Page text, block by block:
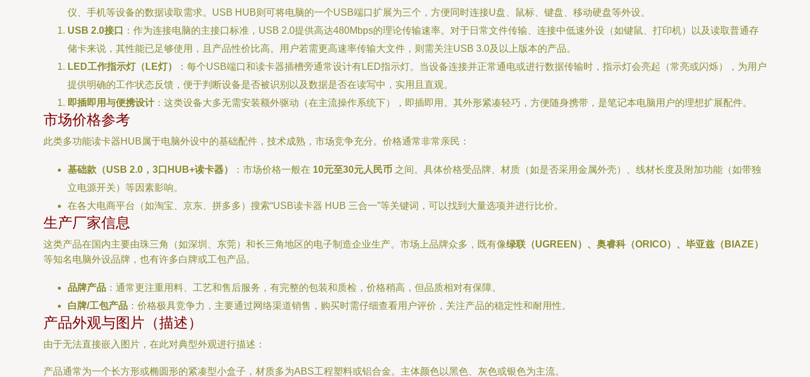
仪、手机等设备的数据读取需求。USB HUB则可将电脑的一个USB端口扩展为三个，方便同时连接U盘、鼠标、键盘、移动硬盘等外设。
USB 2.0接口
：作为连接电脑的主接口标准，USB 2.0提供高达480Mbps的理论传输速率。对于日常文件传输、连接中低速外设（如键鼠、打印机）以及读取普通存
储卡来说，其性能已足够使用，且产品性价比高。用户若需更高速率传输大文件，则需关注USB 3.0及以上版本的产品。
LED工作指示灯（LE灯）
：每个USB端口和读卡器插槽旁通常设计有LED指示灯。当设备连接并正常通电或进行数据传输时，指示灯会亮起（常亮或闪烁），为用户
提供明确的工作状态反馈，便于判断设备是否被识别以及数据是否在读写中，实用且直观。
即插即用与便携设计：这类设备大多无需安装额外驱动（在主流操作系统下），即插即用。其外形紧凑轻巧，方便随身携带，是笔记本电脑用户的理想扩展配件。
市场价格参考
此类多功能读卡器HUB属于电脑外设中的基础配件，技术成熟，市场竞争充分。价格通常非常亲民：
基础款（USB 2.0，3口HUB+读卡器） ：市场价格一般在 10元至30元人民币 之间。具体价格受品牌、材质（如是否采用金属外壳）、线材长度及附加功能（如带独
立电源开关）等因素影响。
在各大电商平台（如淘宝、京东、拼多多）搜索“USB读卡器 HUB 三合一”等关键词，可以找到大量选项并进行比价。
生产厂家信息
这类产品在国内主要由珠三角（如深圳、东莞）和长三角地区的电子制造企业生产。市场上品牌众多，既有像绿联（UGREEN）、奥睿科（ORICO）、毕亚兹（BIAZE）
等知名电脑外设品牌，也有许多白牌或工包产品。
品牌产品 ：通常更注重用料、工艺和售后服务，有完整的包装和质检，价格稍高，但品质相对有保障。
白牌/工包产品 ：价格极具竞争力，主要通过网络渠道销售，购买时需仔细查看用户评价，关注产品的稳定性和耐用性。
产品外观与图片（描述）
由于无法直接嵌入图片，在此对典型外观进行描述：
产品通常为一个长方形或椭圆形的紧凑型小盒子，材质多为ABS工程塑料或铝合金。主体颜色以黑色、灰色或银色为主流。